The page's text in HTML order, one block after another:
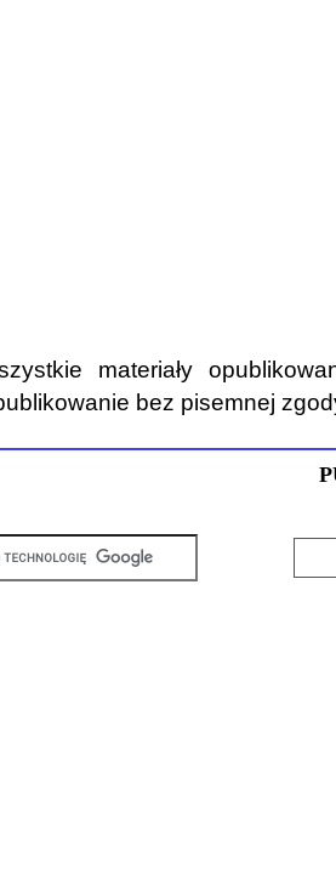
materiały
bez pisemnej